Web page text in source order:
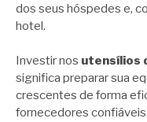
dos seus hóspedes e,
hotel.
Investir nos utensílios
significa preparar sua
crescentes de forma
fornecedores